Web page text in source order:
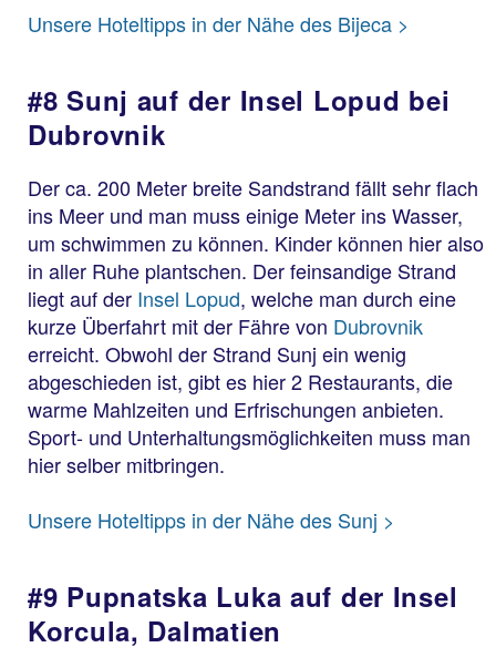
Unsere Hoteltipps in der Nähe des Bijeca >
#8 Sunj auf der Insel Lopud bei
Dubrovnik
Der ca. 200 Meter breite Sandstrand fällt sehr flach
ins Meer und man muss einige Meter ins Wasser,
um schwimmen zu können. Kinder können hier also
in aller Ruhe plantschen. Der feinsandige Strand
liegt auf der Insel Lopud, welche man durch eine
kurze Überfahrt mit der Fähre von Dubrovnik
erreicht. Obwohl der Strand Sunj ein wenig
abgeschieden ist, gibt es hier 2 Restaurants, die
warme Mahlzeiten und Erfrischungen anbieten.
Sport- und Unterhaltungsmöglichkeiten muss man
hier selber mitbringen.
Unsere Hoteltipps in der Nähe des Sunj >
#9 Pupnatska Luka auf der Insel
Korcula, Dalmatien